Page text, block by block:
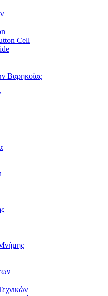
Cell
Βαρηκοΐας